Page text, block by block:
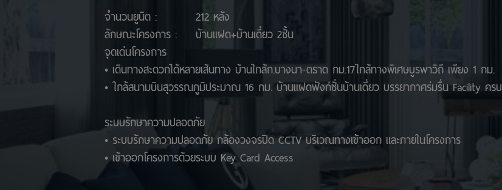
จำนวนยูนิต :
212 หลัง
ลักษณะโครงการ :
บ้านแฝด+บ้านเดี่ยว 2ชั้น
จุดเด่นโครงการ
• เดินทางสะดวกได้หลายเส้นทาง บ้านใกล้ถ.บางนา-ตราด กม.17ใกล้ทางพิเศษบูรพาวิถี เพียง 1 กม.
• ใกล้สนามบินสุวรรณภูมิประมาณ 16 กม. บ้านแฝดฟังก์ชั่นบ้านเดี่ยว บรรยากาศร่มรื่น Facility ครบ
ระบบรักษาความปลอดภัย
• ระบบรักษาความปลอดภัย กล้องวงจรปิด CCTV บริเวณทางเข้าออก และภายในโครงการ
• เข้าออกโครงการด้วยระบบ Key Card Access